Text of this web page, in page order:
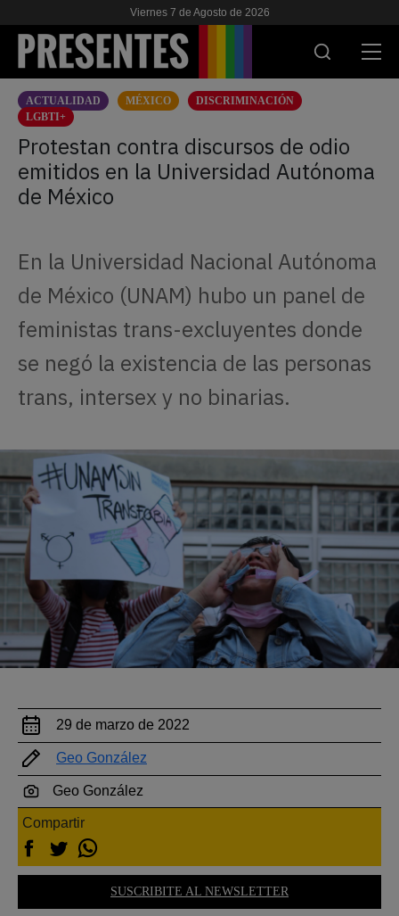
Viernes 7 de Agosto de 2026
ACTUALIDAD
INVESTIGACIONES
VIH & SIDA
NOSOTRES
APOYANOS
ES EN
ACTUALIDAD MÉXICO
DISCRIMINACIÓN
LGBTI+
Protestan contra discursos de odio
emitidos en la Universidad Autónoma
de México
En la Universidad Nacional Autónoma
de México (UNAM) hubo un panel de
feministas trans-excluyentes donde
se negó la existencia de las personas
trans, intersex y no binarias.
29 de marzo de 2022
Geo González
Geo González
Compartir
SUSCRIBITE AL NEWSLETTER